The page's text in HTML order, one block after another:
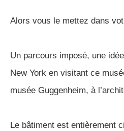
Alors vous le mettez dans
Un parcours imposé, une
New York en visitant ce
musée Guggenheim, à
Le bâtiment est entièrement